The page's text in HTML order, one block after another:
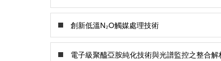
創新低溫N₂O觸媒處理技術
電子級聚醯亞胺純化技術與光譜監控之整合解